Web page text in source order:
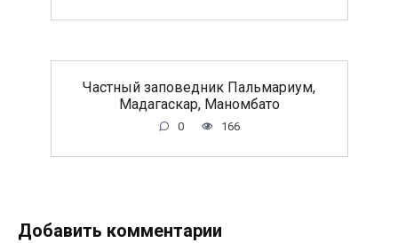
Частный заповедник Пальмариум,
Мадагаскар, Маномбато
0 166
Добавить комментарии